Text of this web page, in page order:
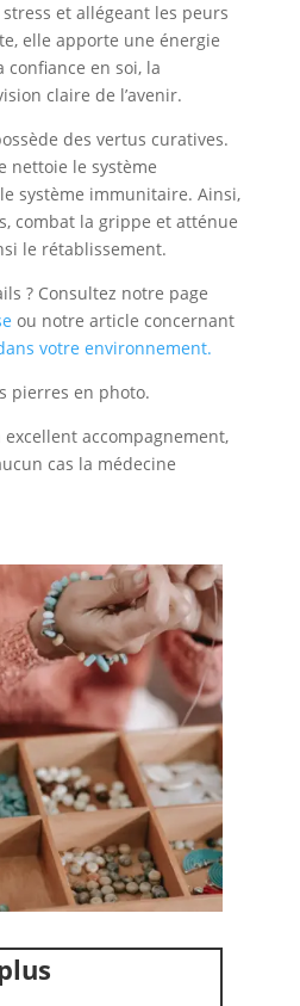
et allégeant les peurs
elle apporte une énergie
en soi, la
claire de l’avenir.
des vertus curatives.
nettoie le système
système immunitaire. Ainsi,
combat la grippe et atténue
le rétablissement.
? Consultez notre page
ou notre article concernant
votre environnement.
pierres en photo.
accompagnement,
cas la médecine